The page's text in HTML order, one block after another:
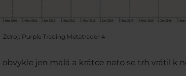
Zdroj: Purple Trading Metatrader 4
obvykle jen malá a krátce nato se trh vrátil